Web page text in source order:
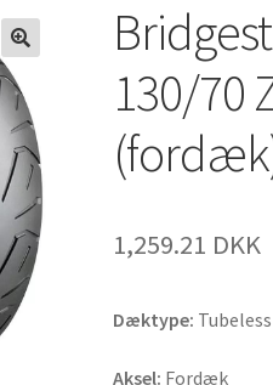
130/70
1,259.21 DKK
Dæktype:
Aksel: Fordæk